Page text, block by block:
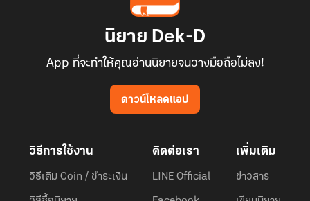
นิยาย Dek-D
App ที่จะทำให้คุณอ่านนิยายจนวางมือถือไม่ลง!
ดาวน์โหลดแอป
วิธีการใช้งาน
วิธีเติม Coin / ชำระเงิน
ติดต่อเรา
LINE Official
เพิ่มเติม
ข่าวสาร